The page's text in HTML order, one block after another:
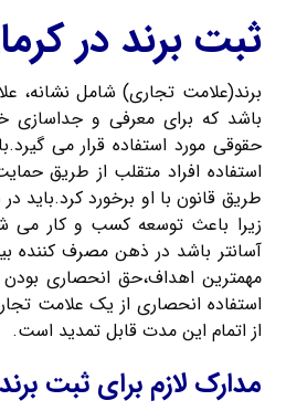
ثبت برند در
برند(علامت تجاری) شامل نشانه،
باشد که برای معرفی و
حقوقی مورد استفاده قرار می
استفاده افراد متقلب از طریق
طریق قانون با او برخورد کرد.باید
زیرا باعث توسعه کسب و کار می
آسانتر باشد در ذهن مصرف کننده
مهمترین اهداف،حق انحصاری
از اتمام این مدت قابل تمدید است.
مدارک لازم برای ثبت